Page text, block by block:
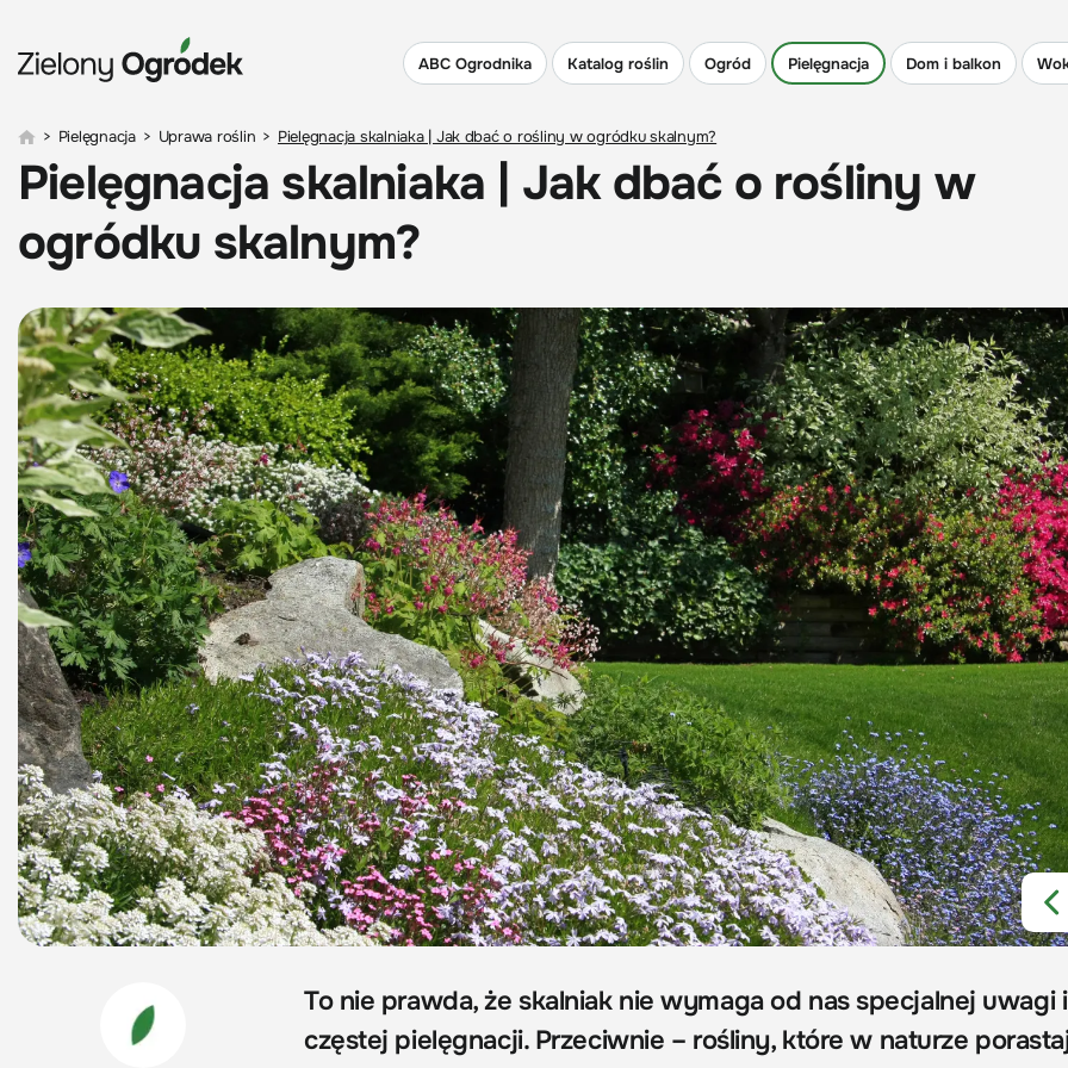
ABC Ogrodnika Katalog roślin Ogród Pielęgnacja Dom i balkon
> Pielęgnacja > Uprawa roślin > Pielęgnacja skalniaka | Jak dbać o rośliny w ogródku skalnym?
Pielęgnacja skalniaka | Jak dbać o rośliny w
ogródku skalnym?
To nie prawda, że skalniak nie wymaga od nas specjalnej uwagi i
częstej pielęgnacji. Przeciwnie – rośliny, które w naturze